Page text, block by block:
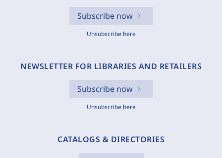
Subscribe now
Unsubscribe here
NEWSLETTER FOR LIBRARIES AND RETAILERS
Subscribe now
Unsubscribe here
CATALOGS & DIRECTORIES